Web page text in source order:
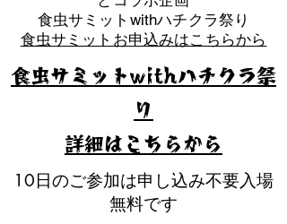
​食虫サミットwithハチクラ祭り
食虫サミットお申込みはこちらから
10日のご参加は申し込み不要入場
無料です
食虫サミットwithハチクラ祭
り
​詳細はこちらから